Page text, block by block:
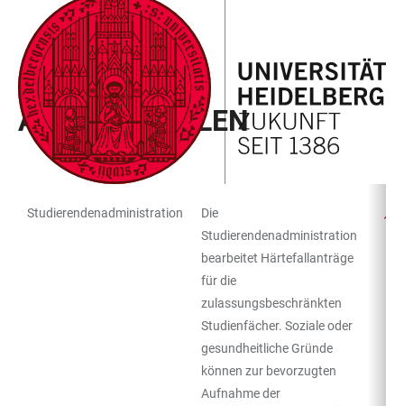
LINKS
ZUR
BARRIEREFREIHEIT
ZUM
HAUPTINHALT
HAUPTNAVIGATION
ÖFFNEN
WEBSEITENSUCHE
ÖFFNEN
CAMPUS KOMPASS
ANLAUFSTELLEN
TABELLENFILTER
Studierendenadministration
Die
Studierendenadministration
bearbeitet Härtefallanträge
für die
zulassungsbeschränkten
Studienfächer. Soziale oder
gesundheitliche Gründe
können zur bevorzugten
Aufnahme der